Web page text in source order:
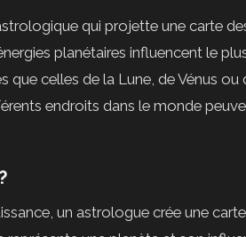
qui projette une carte
planétaires influencent le
que celles de la Lune, de Vénus ou
endroits dans le monde
un astrologue crée une